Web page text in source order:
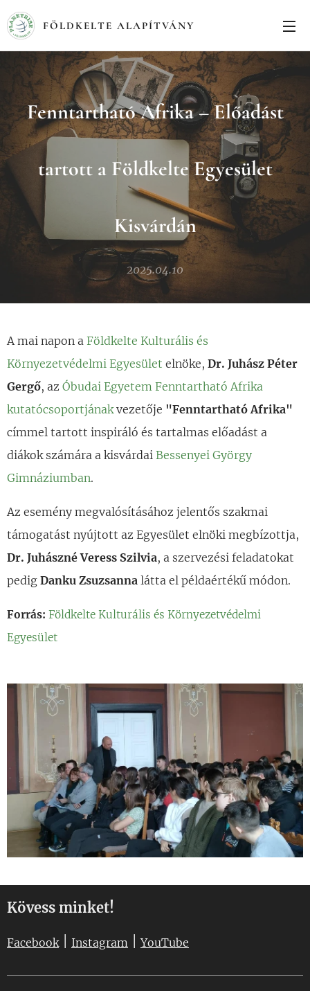
FÖLDKELTE ALAPÍTVÁNY
Fenntartható Afrika – Előadást
tartott a Földkelte Egyesület
Kisvárdán
2025.04.10
A mai napon a Földkelte Kulturális és
Környezetvédelmi Egyesület elnöke, Dr. Juhász Péter
Gergő, az Óbudai Egyetem Fenntartható Afrika
kutatócsoportjánakvezetője "Fenntartható Afrika"
címmel tartott inspiráló és tartalmas előadást a
diákok számára a kisvárdai Bessenyei György
Gimnáziumban.
Az esemény megvalósításához jelentős szakmai
támogatást nyújtott az Egyesület elnöki megbízottja,
Dr. Juhászné Veress Szilvia, a szervezési feladatokat
pedig Danku Zsuzsanna látta el példaértékű módon.
Forrás: Földkelte Kulturális és Környezetvédelmi
Egyesület
Kövess minket!
Facebook| Instagram YouTube